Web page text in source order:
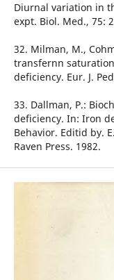
Diurnal variation in
expt. Biol. Med., 75:
32. Milman, M.,
transfernn
deficiency. Eur. J.
33. Dallman, P.:
deficiency. In: Iron
Behavior. Editid by.
Raven Press. 1982.